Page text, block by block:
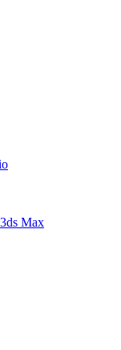
Max